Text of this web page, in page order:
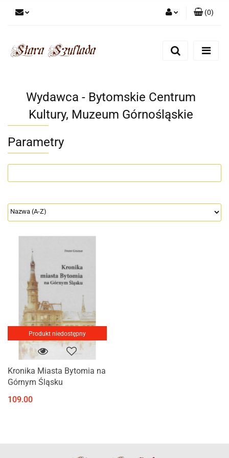
Zarejestruj się
(0)
Wydawca - Bytomskie Centrum
Kultury, Muzeum Górnośląskie
Parametry
Produkt niedostępny
Kronika Miasta Bytomia na
Górnym Śląsku
109.00